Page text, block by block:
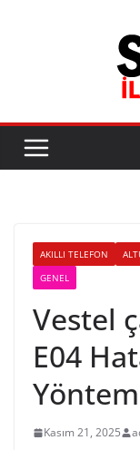
AKILLI TELEFON
GENEL
Vestel
E04
Kasım 21, 2025